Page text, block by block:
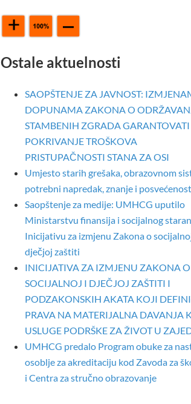
Ostale aktuelnosti
SAOPŠTENJE ZA JAVNOST:
DOPUNAMA ZAKONA O
STAMBENIH ZGRADA GARANTOVATI
POKRIVANJE TROŠKOVA
PRISTUPAČNOSTI STANA ZA OSI
Umjesto starih grešaka, obrazovnom
potrebni napredak, znanje i posvećenost
Saopštenje za medije: UMHCG uputilo
Ministarstvu finansija i socijalnog
Inicijativu za izmjenu Zakona o
dječjoj zaštiti
INICIJATIVA ZA IZMJENU ZAKONA O
SOCIJALNOJ I DJEČJOJ ZAŠTITI I
PODZAKONSKIH AKATA KOJI
PRAVA NA MATERIJALNA DAVANJA
USLUGE PODRŠKE ZA ŽIVOT U
UMHCG predalo Program obuke za
osoblje za akreditaciju kod Zavoda za
i Centra za stručno obrazovanje